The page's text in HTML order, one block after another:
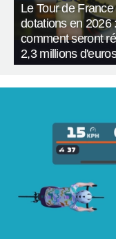
Le Tour de
dotations en 2026
comment seront
2,3 millions d'euros